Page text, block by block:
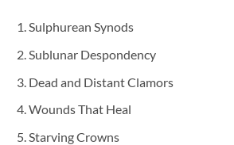
Sulphurean Synods
Sublunar Despondency
Dead and Distant Clamors
Wounds That Heal
Starving Crowns